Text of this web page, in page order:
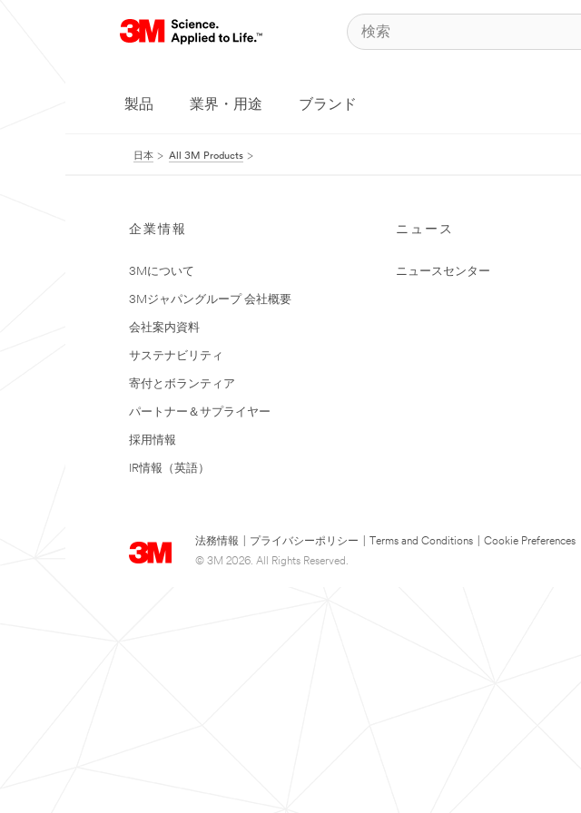
製品 業界・用途 ブランド
日本 All 3M Products
企業情報
3Mについて
3Mジャパングループ 会社概要
会社案内資料
サステナビリティ
寄付とボランティア
パートナー＆サプライヤー
採用情報
IR情報（英語）
ニュース
ニュースセンター
法務情報 プライバシーポリシー Terms and Conditions
Cookie Preferences
© 3M 2026. All Rights Reserved.